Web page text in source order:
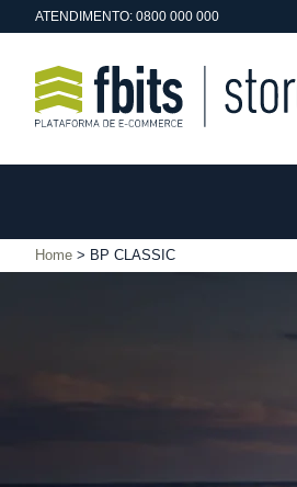
ATENDIMENTO: 0800 000 000
Home BP CLASSIC